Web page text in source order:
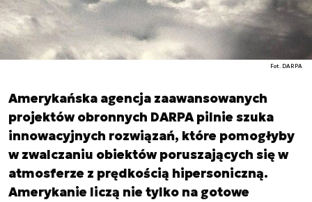
Fot. DARPA
Amerykańska agencja zaawansowanych
projektów obronnych DARPA pilnie szuka
innowacyjnych rozwiązań, które pomogłyby
w zwalczaniu obiektów poruszających się w
atmosferze z prędkością hipersoniczną.
Amerykanie liczą nie tylko na gotowe